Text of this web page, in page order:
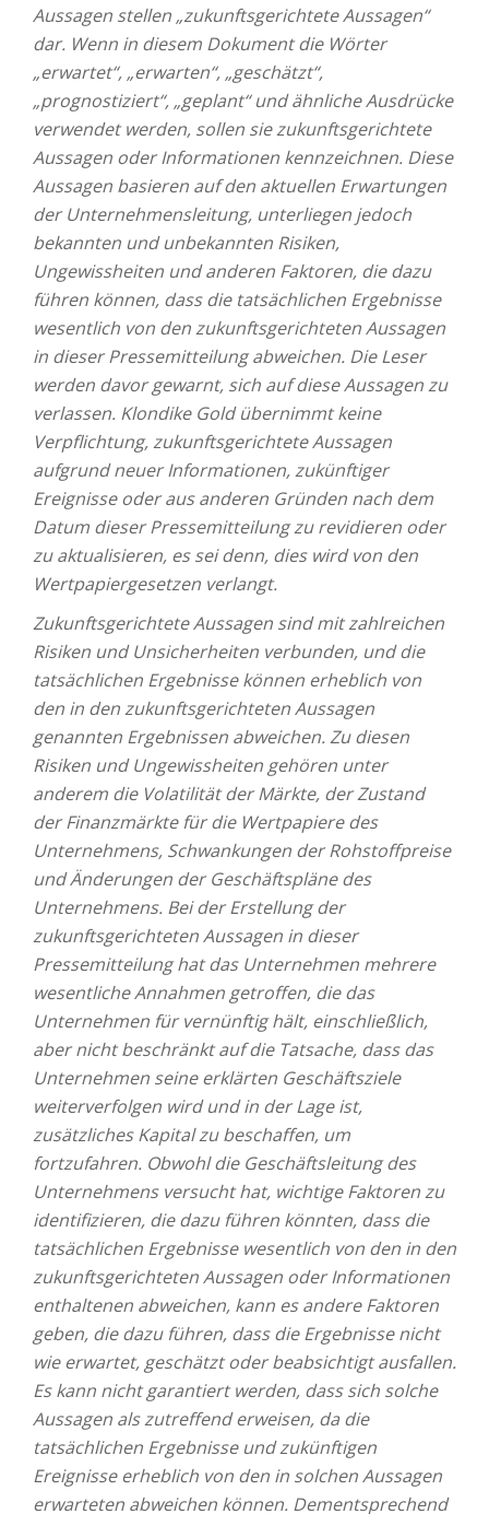
Aussagen stellen „zukunftsgerichtete Aussagen“
dar. Wenn in diesem Dokument die Wörter
„erwartet“, „erwarten“, „geschätzt“,
„prognostiziert“, „geplant“ und ähnliche Ausdrücke
verwendet werden, sollen sie zukunftsgerichtete
Aussagen oder Informationen kennzeichnen. Diese
Aussagen basieren auf den aktuellen Erwartungen
der Unternehmensleitung, unterliegen jedoch
bekannten und unbekannten Risiken,
Ungewissheiten und anderen Faktoren, die dazu
führen können, dass die tatsächlichen Ergebnisse
wesentlich von den zukunftsgerichteten Aussagen
in dieser Pressemitteilung abweichen. Die Leser
werden davor gewarnt, sich auf diese Aussagen zu
verlassen. Klondike Gold übernimmt keine
Verpflichtung, zukunftsgerichtete Aussagen
aufgrund neuer Informationen, zukünftiger
Ereignisse oder aus anderen Gründen nach dem
Datum dieser Pressemitteilung zu revidieren oder
zu aktualisieren, es sei denn, dies wird von den
Wertpapiergesetzen verlangt.
Zukunftsgerichtete Aussagen sind mit zahlreichen
Risiken und Unsicherheiten verbunden, und die
tatsächlichen Ergebnisse können erheblich von
den in den zukunftsgerichteten Aussagen
genannten Ergebnissen abweichen. Zu diesen
Risiken und Ungewissheiten gehören unter
anderem die Volatilität der Märkte, der Zustand
der Finanzmärkte für die Wertpapiere des
Unternehmens, Schwankungen der Rohstoffpreise
und Änderungen der Geschäftspläne des
Unternehmens. Bei der Erstellung der
zukunftsgerichteten Aussagen in dieser
Pressemitteilung hat das Unternehmen mehrere
wesentliche Annahmen getroffen, die das
Unternehmen für vernünftig hält, einschließlich,
aber nicht beschränkt auf die Tatsache, dass das
Unternehmen seine erklärten Geschäftsziele
weiterverfolgen wird und in der Lage ist,
zusätzliches Kapital zu beschaffen, um
fortzufahren. Obwohl die Geschäftsleitung des
Unternehmens versucht hat, wichtige Faktoren zu
identifizieren, die dazu führen könnten, dass die
tatsächlichen Ergebnisse wesentlich von den in den
zukunftsgerichteten Aussagen oder Informationen
enthaltenen abweichen, kann es andere Faktoren
geben, die dazu führen, dass die Ergebnisse nicht
wie erwartet, geschätzt oder beabsichtigt ausfallen.
Es kann nicht garantiert werden, dass sich solche
Aussagen als zutreffend erweisen, da die
tatsächlichen Ergebnisse und zukünftigen
Ereignisse erheblich von den in solchen Aussagen
erwarteten abweichen können. Dementsprechend